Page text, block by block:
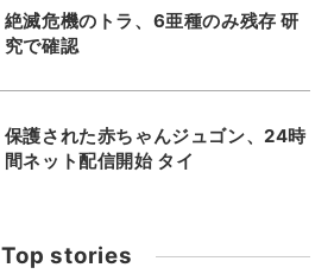
絶滅危機のトラ、6亜種のみ残存 研
究で確認
保護された赤ちゃんジュゴン、24時
間ネット配信開始 タイ
Top stories